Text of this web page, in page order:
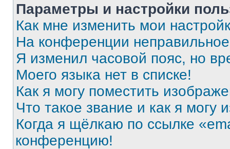
Параметры и настройки
Как мне изменить мои
На конференции
Я изменил часовой пояс, но
Моего языка нет в списке!
Как я могу поместить
Что такое звание и как я могу
Когда я щёлкаю по ссылке
конференцию!